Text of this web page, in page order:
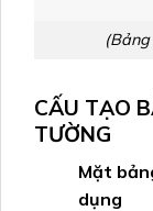
CẤU TẠO
TƯỜNG
Mặt
dụng